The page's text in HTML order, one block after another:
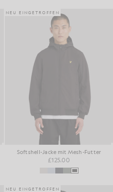
NEU EINGETROFFEN
Softshell-Jacke mit Mesh-Futter
£125.00
NEU EINGETROFFEN